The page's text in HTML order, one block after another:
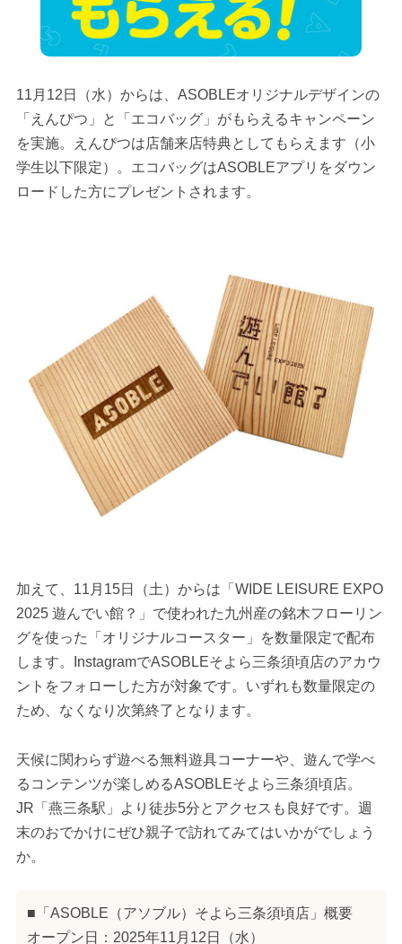
11月12日（水）からは、ASOBLEオリジナルデザインの
「えんぴつ」と「エコバッグ」がもらえるキャンペーン
を実施。えんぴつは店舗来店特典としてもらえます（小
学生以下限定）。エコバッグはASOBLEアプリをダウン
ロードした方にプレゼントされます。
加えて、11月15日（土）からは「WIDE LEISURE EXPO
2025 遊んでい館？」で使われた九州産の銘木フローリン
グを使った「オリジナルコースター」を数量限定で配布
します。InstagramでASOBLEそよら三条須頃店のアカウ
ントをフォローした方が対象です。いずれも数量限定の
ため、なくなり次第終了となります。
天候に関わらず遊べる無料遊具コーナーや、遊んで学べ
るコンテンツが楽しめるASOBLEそよら三条須頃店。
JR「燕三条駅」より徒歩5分とアクセスも良好です。週
末のおでかけにぜひ親子で訪れてみてはいかがでしょう
か。
■「ASOBLE（アソブル）そよら三条須頃店」概要
オープン日：2025年11月12日（水）